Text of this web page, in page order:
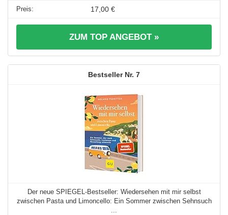
17,00 €
ZUM TOP ANGEBOT »
7
Der neue SPIEGEL-Bestseller: Wiedersehen mit mir selbst
zwischen Pasta und Limoncello: Ein Sommer zwischen Sehnsuch
...